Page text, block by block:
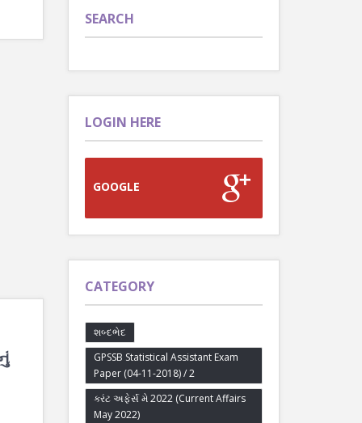
SEARCH
LOGIN HERE
GOOGLE
CATEGORY
શબ્દભેદ
GPSSB Statistical Assistant Exam
Paper (04-11-2018) / 2
કરંટ અફેર્સ મે 2022 (Current Affairs
May 2022)